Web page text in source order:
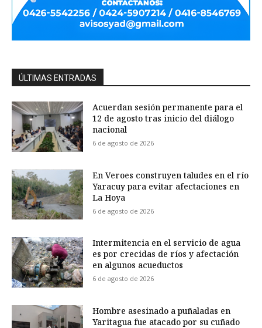
ÚLTIMAS ENTRADAS
Acuerdan sesión permanente para el
12 de agosto tras inicio del diálogo
nacional
6 de agosto de 2026
En Veroes construyen taludes en el río
Yaracuy para evitar afectaciones en
La Hoya
6 de agosto de 2026
Intermitencia en el servicio de agua
es por crecidas de ríos y afectación
en algunos acueductos
6 de agosto de 2026
Hombre asesinado a puñaladas en
Yaritagua fue atacado por su cuñado